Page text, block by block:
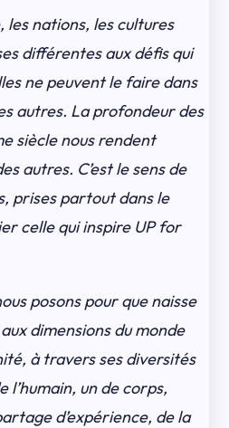
les nations, les cultures
différentes aux défis qui
ne peuvent le faire dans
autres. La profondeur des
siècle nous rendent
autres. C’est le sens de
prises partout dans le
celle qui inspire UP for
posons pour que naisse
dimensions du monde
à travers ses diversités
l’humain, un de corps,
d’expérience, de la